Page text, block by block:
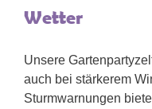
Wetter
Unsere
auch bei stärkerem
Sturmwarnungen